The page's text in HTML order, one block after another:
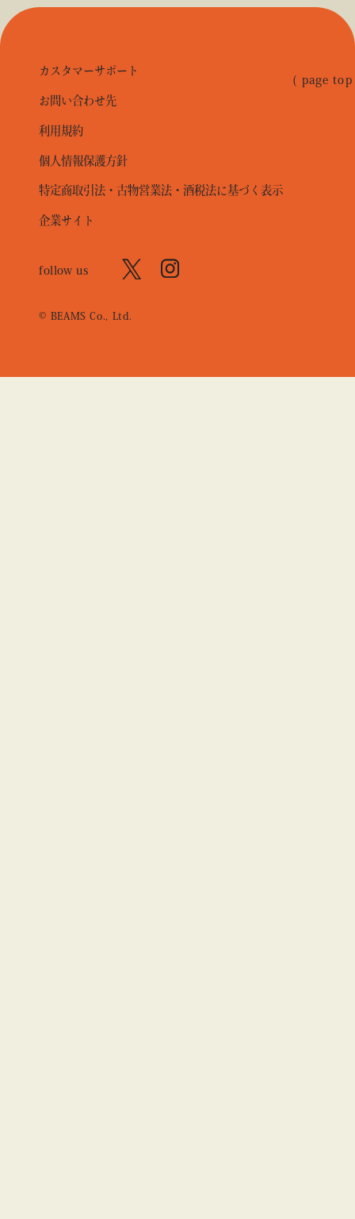
( page
カスタマーサポート
お問い合わせ先
利用規約
個人情報保護方針
特定商取引法・古物営業法・酒税法に基づく表示
企業サイト
follow us
© BEAMS Co., Ltd.